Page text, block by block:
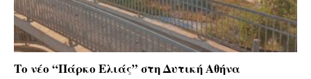
Το νέο “Πάρκο Ελιάς” στη Δυτική Αθήνα